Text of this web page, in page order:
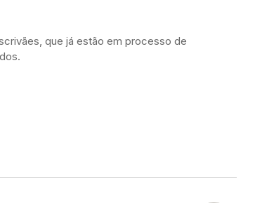
que já estão em processo de